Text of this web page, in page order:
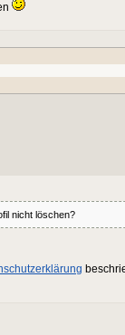
nicht löschen?